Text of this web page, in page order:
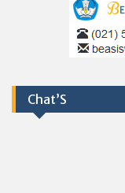
Chat’S